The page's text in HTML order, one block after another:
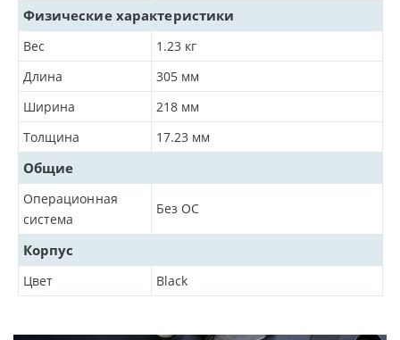
Физические характеристики
Вес 1.23 кг
Длина
305 мм
Ширина
218 мм
Толщина
17.23 мм
Общие
Операционная
система
Без ОС
Корпус
Цвет Black